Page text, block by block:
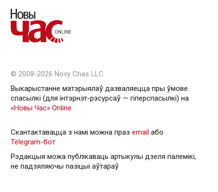
© 2008-2026 Novy Chas LLC
Выкарыстанне матэрыялаў дазваляецца пры ўмове
спасылкі (для інтэрнэт-рэсурсаў — гiперспасылкi) на
«Новы Час» Online
Скантактавацца з намі можна праз email або
Telegram-бот
Рэдакцыя можа публікаваць артыкулы дзеля палемікі,
не падзяляючы пазіцыі аўтараў